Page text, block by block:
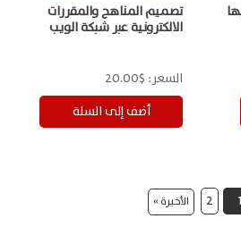
تصميم المناهج والمقررات
الالكترونية عبر شبكة الويب
السعر: $20.00
1
2 الأخيرة »